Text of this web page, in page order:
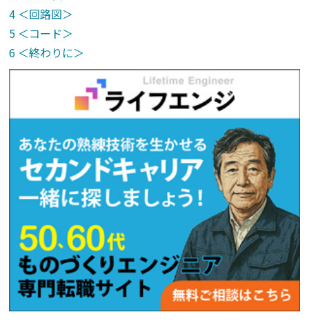
＜回路図＞
＜コード＞
＜終わりに＞